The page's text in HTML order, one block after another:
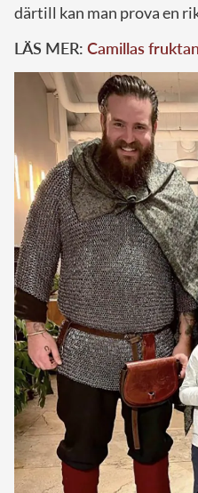
därtill kan man prova en
LÄS MER: Camillas